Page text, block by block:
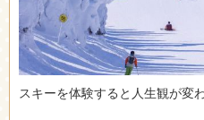
スキーを体験すると人生観が変